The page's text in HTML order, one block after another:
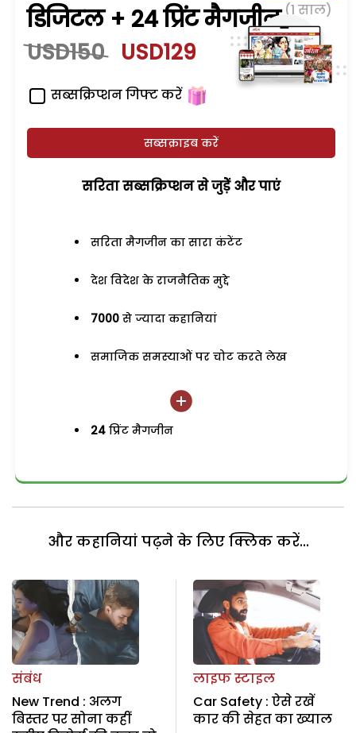
डिजिटल + 24 प्रिंट मैगजीन (1 साल)
USD150 USD129
सब्सक्रिप्शन गिफ्ट करें
सब्सक्राइब करें
सरिता सब्सक्रिप्शन से जुड़ेें और पाएं
सरिता मैगजीन का सारा कंटेंट
देश विदेश के राजनैतिक मुद्दे
7000 से ज्यादा कहानियां
समाजिक समस्याओं पर चोट करते लेख
24 प्रिंट मैगजीन
और कहानियां पढ़ने के लिए क्लिक करें...
संबंध
New Trend : अलग
बिस्तर पर सोना कहीं
लाइफ स्टाइल
Car Safety : ऐसे रखें
कार की सेहत का ख्याल